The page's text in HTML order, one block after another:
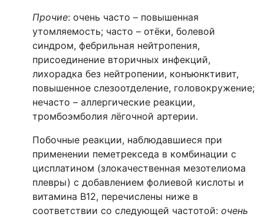
Прочие: очень часто – повышенная
утомляемость; часто – отёки, болевой
синдром, фебрильная нейтропения,
присоединение вторичных инфекций,
лихорадка без нейтропении, конъюнктивит,
повышенное слезоотделение, головокружение;
нечасто – аллергические реакции,
тромбоэмболия лёгочной артерии.
Побочные реакции, наблюдавшиеся при
применении пеметрекседа в комбинации с
цисплатином (злокачественная мезотелиома
плевры) с добавлением фолиевой кислоты и
витамина В12, перечислены ниже в
соответствии со следующей частотой: очень